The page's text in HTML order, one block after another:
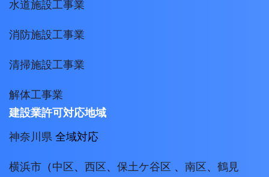
水道施設工事業
消防施設工事業
清掃施設工事業
解体工事業
建設業許可対応地域
神奈川県 全域対応
横浜市 （中区、 西区、 保土ケ谷区 、 南区、 鶴見